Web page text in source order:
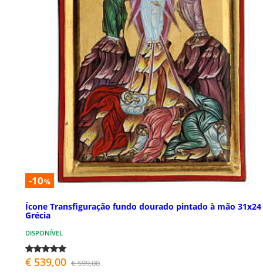
-10%
Ícone Transfiguração fundo dourado pintado à mão
Grécia
DISPONÍVEL
€ 539,00 € 599,00